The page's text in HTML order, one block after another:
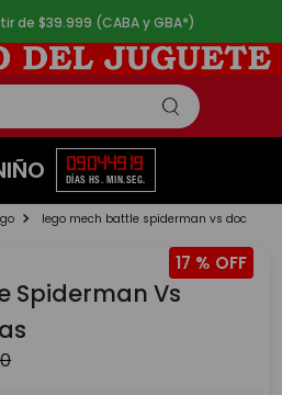
de $39.999 (CABA y GBA*)
09
DÍAS
04
HS.
49
MIN.
19
SEG.
lego mech battle spiderman vs doc
17 %
Spiderman Vs